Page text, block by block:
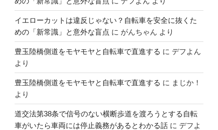
イエローカットは違反じゃない？自転車を安全に抜くた
めの「新常識」と意外な盲点 に がんちゃん より
豊玉陸橋側道をモヤモヤと自転車で直進する に デフよん
より
豊玉陸橋側道をモヤモヤと自転車で直進する に まじか！
より
道交法第38条で信号のない横断歩道を渡ろうとする自転
車がいたら車両には停止義務があるとわかる話 に デフよ